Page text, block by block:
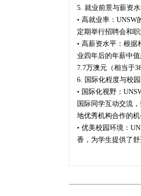
5. 就业前景与薪资
• 高就业率：
定期举行招聘会和
• 高薪资水平：根据
业四年后的年薪中
7.7万澳元（相当于
6. 国际化程度与校
• 国际化视野：
国际同学互动交流
地优秀机构合作的
• 优美校园环境：
香，为学生提供了